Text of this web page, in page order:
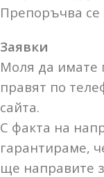
Препоръчва се
Заявки
Моля да имате
правят по
сайта.
С факта на
гарантираме,
ще направите